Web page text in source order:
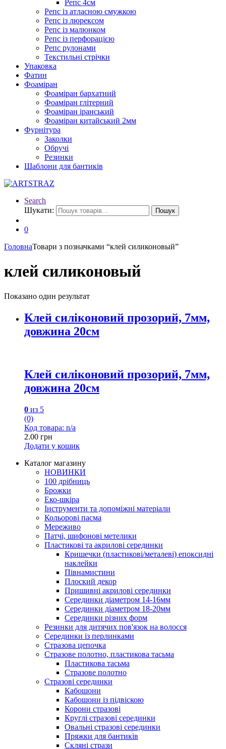
Репс 4см
Репс із атласною смужкою
Репс із люрексом
Репс із малюнком
Репс із перфорацією
Репс рулонами
Текстильні стрічки
Упаковка
Фатин
Фоаміран
Фоаміран бархатний
Фоаміран глітерний
Фоаміран іранський
Фоаміран китайський 2мм
Фурнітура
Заколки
Обручі
Резинки
Шаблони для бантиків
Search
Шукати:
Пошук
0
ГоловнаТовари з позначками “клей силиконовый”
клей силиконовый
Показано один результат
Клей силіконовий прозорий, 7мм,
довжина 20см
Клей силіконовий прозорий, 7мм,
довжина 20см
0 из 5
(0)
Код товара: n/a
2.00 грн
Додати у кошик
Каталог магазину
НОВИНКИ
100 дрібниць
Брожки
Еко-шкіра
Інструменти та допоміжні матеріали
Кольорові пасма
Мереживо
Патчі, шифонові метелики
Пластикові та акрилові серединки
Кришечки (пластикові/металеві) епоксидні
наклейки
Півнамистини
Плоский декор
Пришивні акрилові серединки
Серединки діаметром 14-16мм
Серединки діаметром 18-20мм
Серединки різних форм
Резинки для дитячих пов'язок на волосся
Серединки із перлинками
Стразова цепочка
Стразове полотно, пластикова тасьма
Пластикова тасьма
Стразове полотно
Стразові серединки
Кабошони
Кабошони із підвіскою
Корони стразові
Круглі стразові серединки
Овальні стразові серединки
Пряжки для бантиків
Скляні стрази